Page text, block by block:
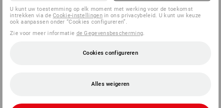
VET/OLIE 3 HITTE
SCHEURBESTENDIG 4 NATGRIP 2
U kunt uw toestemming op elk moment met werking voor de toekomst
intrekken via deCookie-instellingenin ons privacybeleid. U kunt uw keuze
ook aanpassen onder “Cookies configureren”.
Zie voor meer informatie de Gegevensbescherming.
Cookies configureren
Alles weigeren